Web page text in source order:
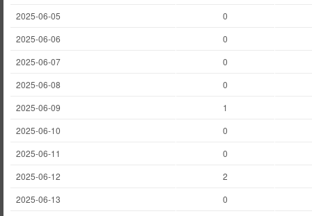
2025-06-05
0
2025-06-06
0
2025-06-07
0
2025-06-08
0
2025-06-09
1
2025-06-10
0
2025-06-11
0
2025-06-12
2
2025-06-13
0